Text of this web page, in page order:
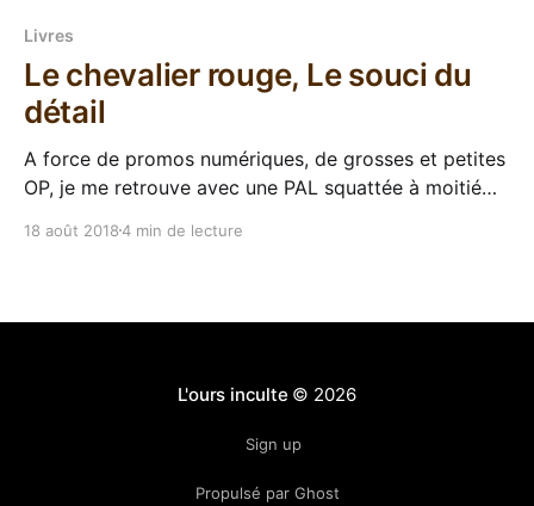
Livres
Le chevalier rouge, Le souci du
détail
A force de promos numériques, de grosses et petites
OP, je me retrouve avec une PAL squattée à moitié
profiter du répit des vacances pour tomber un peu
18 août 20184 min de lecture
L'ours inculte © 2026
Sign up
Propulsé par Ghost